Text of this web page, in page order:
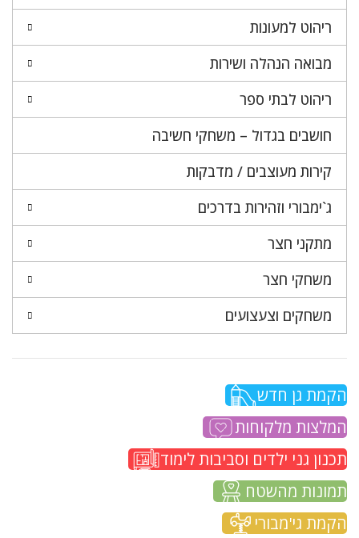
ריהוט למעונות
מבואה הנהלה ושירות
ריהוט לבתי ספר
חושבים בגדול – משחקי חשיבה
קירות מעוצבים / מדבקות
ג`ימבורי וזהירות בדרכים
מתקני חצר
משחקי חצר
משחקים וצעצועים
הקמת גן חדש
המלצות מלקוחות
תכנון גני ילדים וסביבות לימוד
תמונות מהשטח
הקמת גי'מבורי